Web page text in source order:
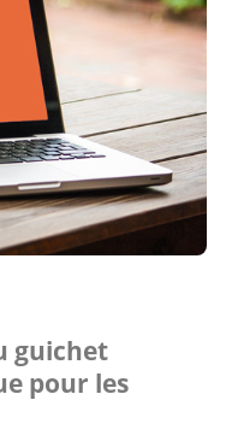
guichet
pour les